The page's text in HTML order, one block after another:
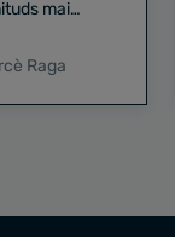
mai
Raga